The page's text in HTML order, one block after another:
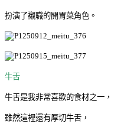
扮演了襯職的開胃菜角色。
牛舌
牛舌是我非常喜歡的食材之一，
雖然這裡還有厚切牛舌，